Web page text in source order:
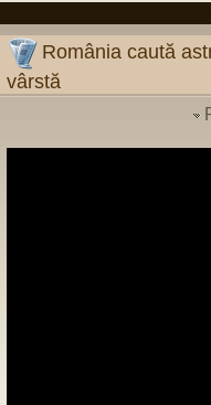
România caută
vârstă